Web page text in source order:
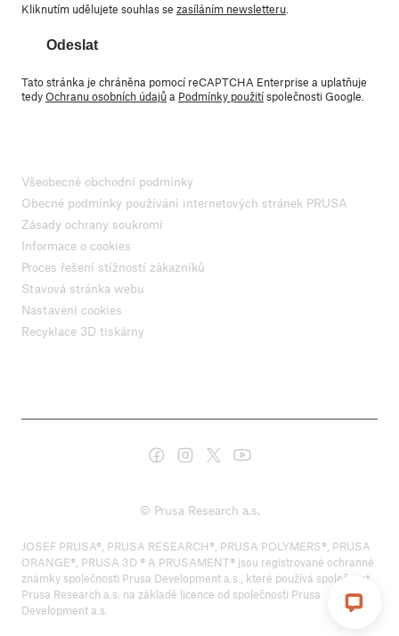
Kliknutím udělujete souhlas se zasíláním newsletteru
Odeslat
Tato stránka je chráněna pomocí reCAPTCHA Enterprise a uplatňuje
tedyOchranu osobních údajůa Podmínky použitíspolečnosti Google.
Všeobecné obchodní podmínky
Obecné podmínky používání internetových stránek PRUSA
Zásady ochrany soukromí
Informace o cookies
Proces řešení stížností zákazníků
Stavová stránka webu
Nastavení cookies
Recyklace 3D tiskárny
© Prusa Research a.s.
JOSEF PRUSA®, PRUSA RESEARCH®, PRUSA POLYMERS®, PRUSA
ORANGE®, PRUSA 3D ® A PRUSAMENT® jsou registrované ochranné
známky společnosti Prusa Development a.s., které používá společnost
Prusa Research a.s. na základě licence od společnosti Prusa
Development a.s.